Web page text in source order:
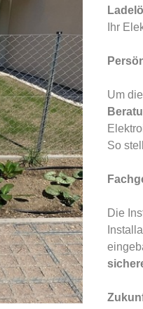
Ihr
Um
So
Die